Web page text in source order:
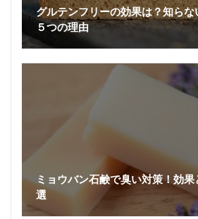
グルテンフリーの効果は？知ら
５つの理由
ミョウバン石鹸で臭い対策！効
選